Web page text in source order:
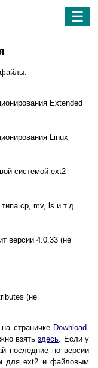
☰
Extended
Linux
системой ext2
cp, mv, ls и т.д.
версии 4.0.33 (не
(не
страничке Download.
взятьздесь. Если у
последние по версии
для ext2 и файловым